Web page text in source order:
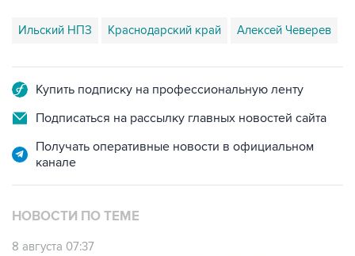
Ильский НПЗ Краснодарский край Алексей Чеверев
Купить подписку на профессиональную ленту
Подписаться на рассылку главных новостей сайта
Получать оперативные новости в официальном
канале
НОВОСТИ ПО ТЕМЕ
8 августа 07:37